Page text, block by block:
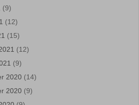
(9)
(12)
(15)
(12)
(9)
2020 (14)
2020 (9)